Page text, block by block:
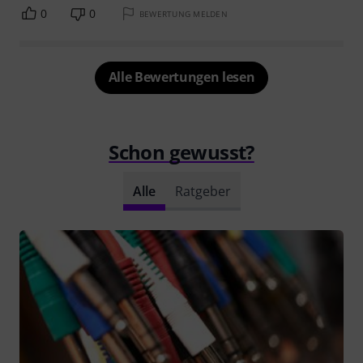
0 0 BEWERTUNG MELDEN
Alle Bewertungen lesen
Schon gewusst?
Alle Ratgeber